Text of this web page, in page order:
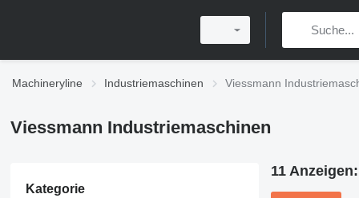
Machineryline Industriemaschinen Viessmann
Viessmann Industriemaschinen
Kategorie
11 Anzeigen: